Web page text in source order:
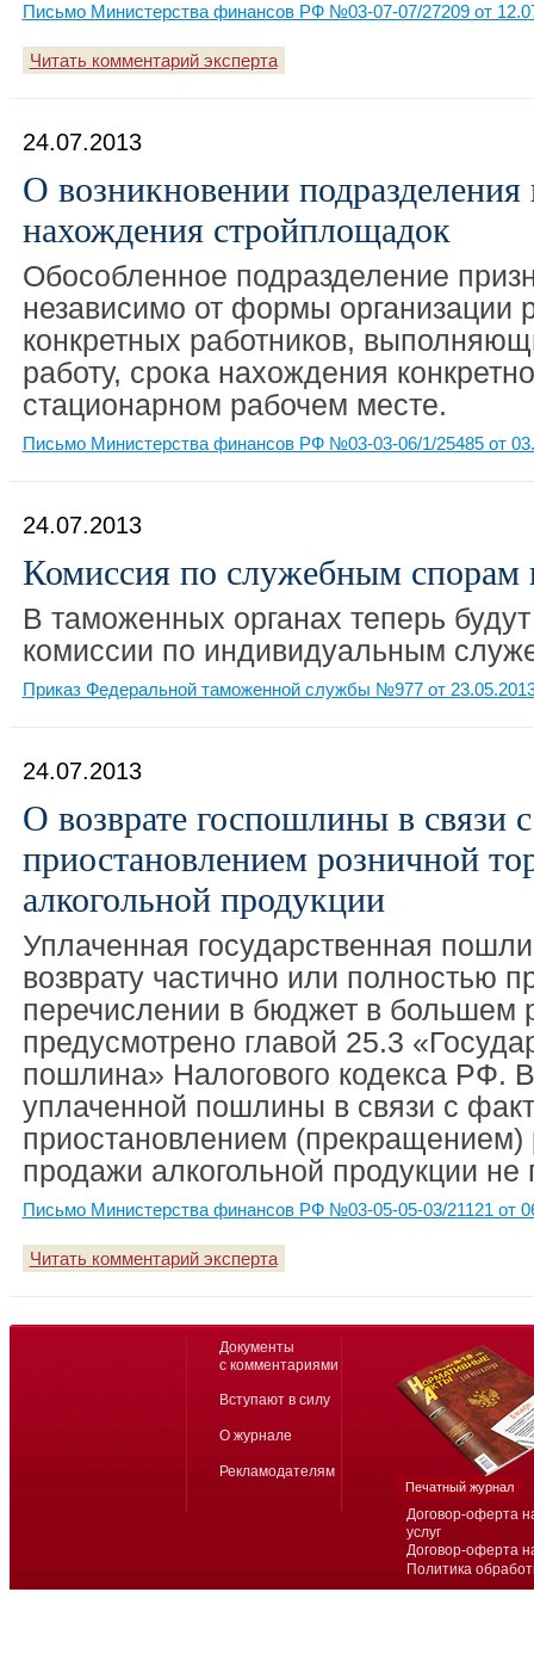
Письмо Министерства финансов РФ №03-07-07/27209 от
Читать комментарий эксперта
24.07.2013
О возникновении подразделения
нахождения стройплощадок
Обособленное подразделение
независимо от формы организации
конкретных работников,
работу, срока нахождения
стационарном рабочем месте.
Письмо Министерства финансов РФ №03-03-06/1/25485 от
24.07.2013
Комиссия по служебным
В таможенных органах теперь
комиссии по индивидуальным
Приказ Федеральной таможенной службы №977 от
24.07.2013
О возврате госпошлины в связи с
приостановлением розничной
алкогольной продукции
Уплаченная государственная
возврату частично или полностью
перечислении в бюджет в большем
предусмотрено главой 25.3
пошлина» Налогового кодекса РФ.
уплаченной пошлины в связи с
приостановлением (прекращением)
продажи алкогольной продукции не
Письмо Министерства финансов РФ №03-05-05-03/21121 от
Читать комментарий эксперта
Договор-оферта
услуг
Договор-оферта
Политика
Документы
с комментариями
Вступают в силу
О журнале
Рекламодателям
Печатный журнал